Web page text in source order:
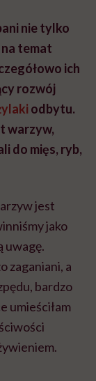
nie tylko
temat
ich
rozwój
odbytu.
warzyw,
do mięs, ryb,
jest
jako
uwagę.
zaganiani, a
bardzo
umieściłam